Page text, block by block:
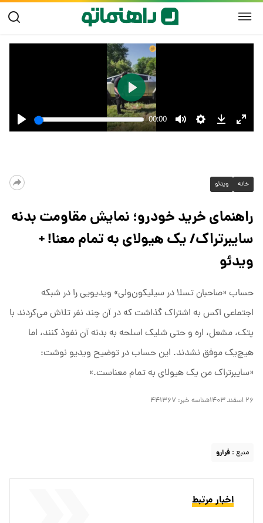
خانه ویدئو
راهنمای خرید خودرو؛ نمایش مقاومت بدنه
سایبرتراک/ یک هیولای به تمام معنا! +
ویدئو
حساب «صاحبان تسلا در سیلیکون‌ولی» ویدیویی را در شبکه
اجتماعی اکس به اشتراک گذاشت که در آن چند نفر تلاش می‌کردند با
پتک، مشعل، اره و حتی شلیک اسلحه به بدنه آن نفوذ کنند، اما
هیچ‌یک موفق نشدند. این حساب در توضیح ویدیو نوشت:
«سایبرتراک من یک هیولای به تمام معناست.»
۲۶ اسفند ۱۴۰۳ شناسه خبر: ۴۴۱۳۶۷
منبع : فرارو
اخبار مرتبط